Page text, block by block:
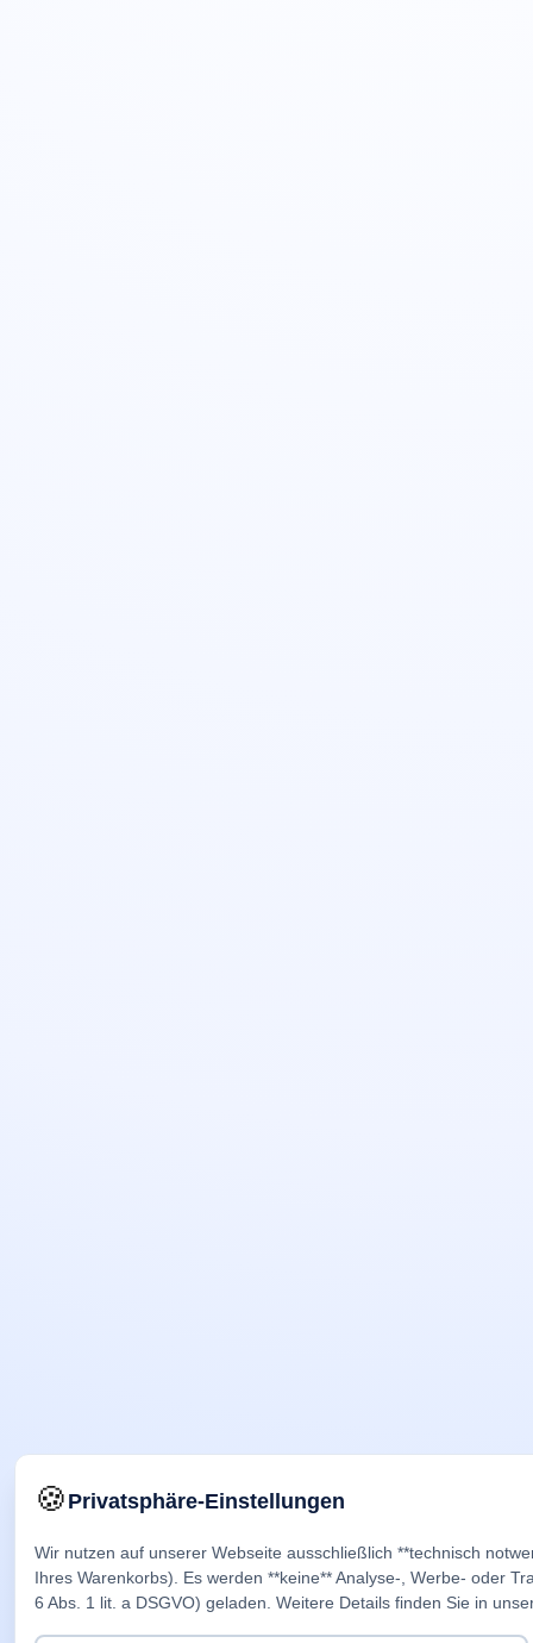
🍪Privatsphäre-Einstellungen
Wir nutzen auf unserer Webseite ausschließlich **technisch
Ihres Warenkorbs). Es werden **keine** Analyse-, Werbe- oder
6 Abs. 1 lit. a DSGVO) geladen. Weitere Details finden Sie in